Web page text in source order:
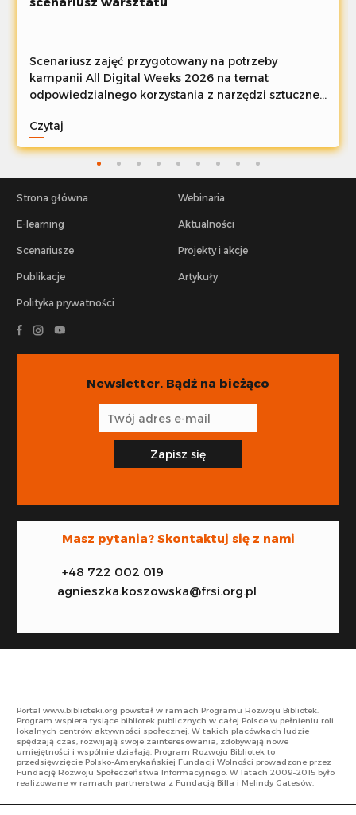
Scenariusz zajęć przygotowany na potrzeby
kampanii All Digital Weeks 2026 na temat
odpowiedzialnego korzystania z narzędzi sztucznej
Czytaj
Strona główna Webinaria
E-learning Aktualności
Scenariusze Projekty i akcje
Publikacje Artykuły
Polityka prywatności
Newsletter. Bądź na bieżąco
Zapisz się
Masz pytania? Skontaktuj się z nami
+48 722 002 019
agnieszka.koszowska@frsi.org.pl
Portal www.biblioteki.org powstał w ramach Programu Rozwoju Bibliotek.
Program wspiera tysiące bibliotek publicznych w całej Polsce w pełnieniu roli
lokalnych centrów aktywności społecznej. W takich placówkach ludzie
spędzają czas, rozwijają swoje zainteresowania, zdobywają nowe
umiejętności i wspólnie działają. Program Rozwoju Bibliotek to
przedsięwzięcie Polsko-Amerykańskiej Fundacji Wolności prowadzone przez
Fundację Rozwoju Społeczeństwa Informacyjnego. W latach 2009–2015 było
realizowane w ramach partnerstwa z Fundacją Billa i Melindy Gatesów.